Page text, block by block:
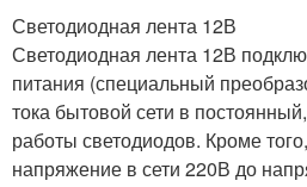
Светодиодная лента 12В
Светодиодная лента 12В
питания (специальный
тока бытовой сети в
работы светодиодов. Кроме
напряжение в сети 220В до